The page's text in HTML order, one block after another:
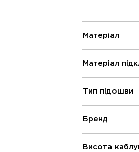
Матеріал
Матеріал
Тип підошви
Бренд
Висота